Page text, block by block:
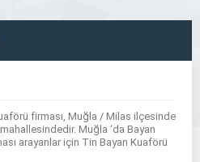
firması, Muğla / Milas ilçesinde
Muğla ‘da Bayan
arayanlar için Tin Bayan Kuaförü